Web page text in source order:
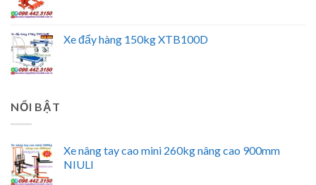
Xe đẩy hàng 150kg XTB100D
NỔI BẬT
Xe nâng tay cao mini 260kg nâng cao 900mm
NIULI